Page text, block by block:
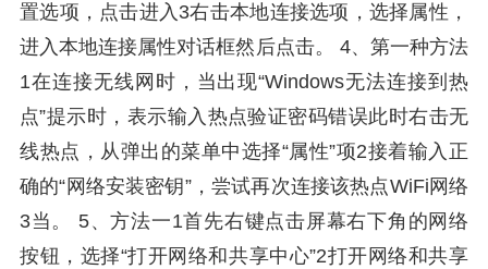
置选项，点击进入3右击本地连接选项，选择属性，
进入本地连接属性对话框然后点击。 4、第一种方法
1在连接无线网时，当出现“Windows无法连接到热
点”提示时，表示输入热点验证密码错误此时右击无
线热点，从弹出的菜单中选择“属性”项2接着输入正
确的“网络安装密钥”，尝试再次连接该热点WiFi网络
3当。 5、方法一1首先右键点击屏幕右下角的网络
按钮，选择“打开网络和共享中心”2打开网络和共享